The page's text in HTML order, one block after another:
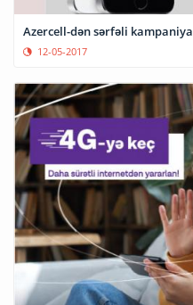
Azercell-dən sərfəli kampaniya
12-05-2017